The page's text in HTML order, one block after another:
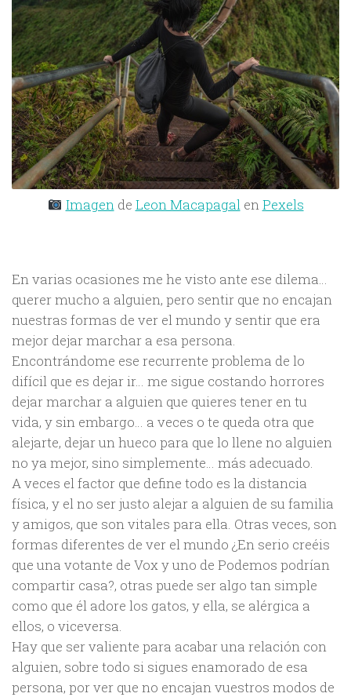
Imagende Leon MacapagalenPexels
En varias ocasiones me he visto ante ese dilema…
querer mucho a alguien, pero sentir que no encajan
nuestras formas de ver el mundo y sentir que era
mejor dejar marchar a esa persona.
Encontrándome ese recurrente problema de lo
difícil que es dejar ir… me sigue costando horrores
dejar marchar a alguien que quieres tener en tu
vida, y sin embargo… a veces o te queda otra que
alejarte, dejar un hueco para que lo llene no alguien
no ya mejor, sino simplemente… más adecuado.
A veces el factor que define todo es la distancia
física, y el no ser justo alejar a alguien de su familia
y amigos, que son vitales para ella. Otras veces, son
formas diferentes de ver el mundo ¿En serio creéis
que una votante de Vox y uno de Podemos podrían
compartir casa?, otras puede ser algo tan simple
como que él adore los gatos, y ella, se alérgica a
ellos, o viceversa.
Hay que ser valiente para acabar una relación con
alguien, sobre todo si sigues enamorado de esa
persona, por ver que no encajan vuestros modos de